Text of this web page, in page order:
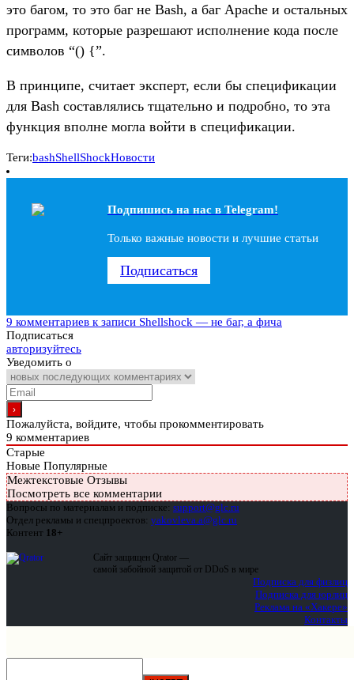
это багом, то это баг не Bash, а баг Apache и остальных
программ, которые разрешают исполнение кода после
символов “() {”.
В принципе, считает эксперт, если бы спецификации
для Bash составлялись тщательно и подробно, то эта
функция вполне могла войти в спецификации.
Теги:bashShellShockНовости
Подпишись на наc в Telegram!
Только важные новости и лучшие статьи
Подписаться
9 комментариев к записи Shellshock — не баг, а фича
Подписаться
авторизуйтесь
Уведомить о
Пожалуйста, войдите, чтобы прокомментировать
9 комментариев
Старые
Новые Популярные
Межтекстовые Отзывы
Посмотреть все комментарии
Вопросы по материалам и подписке: support@glc.ru
Отдел рекламы и спецпроектов: yakovleva.a@glc.ru
Контент 18+
Сайт защищен Qrator —
самой забойной защитой от DDoS в мире
Подписка для физлиц
Подписка для юрлиц
Реклама на «Хакере»
Контакты